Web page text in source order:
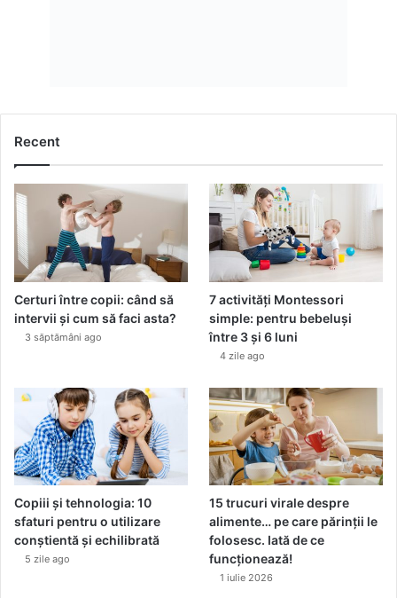
Recent
Certuri între copii: când să
intervii și cum să faci asta?
3 săptămâni ago
7 activități Montessori
simple: pentru bebeluși
între 3 și 6 luni
4 zile ago
Copiii și tehnologia: 10
sfaturi pentru o utilizare
conștientă și echilibrată
5 zile ago
15 trucuri virale despre
alimente… pe care părinții le
folosesc. Iată de ce
funcționează!
1 iulie 2026